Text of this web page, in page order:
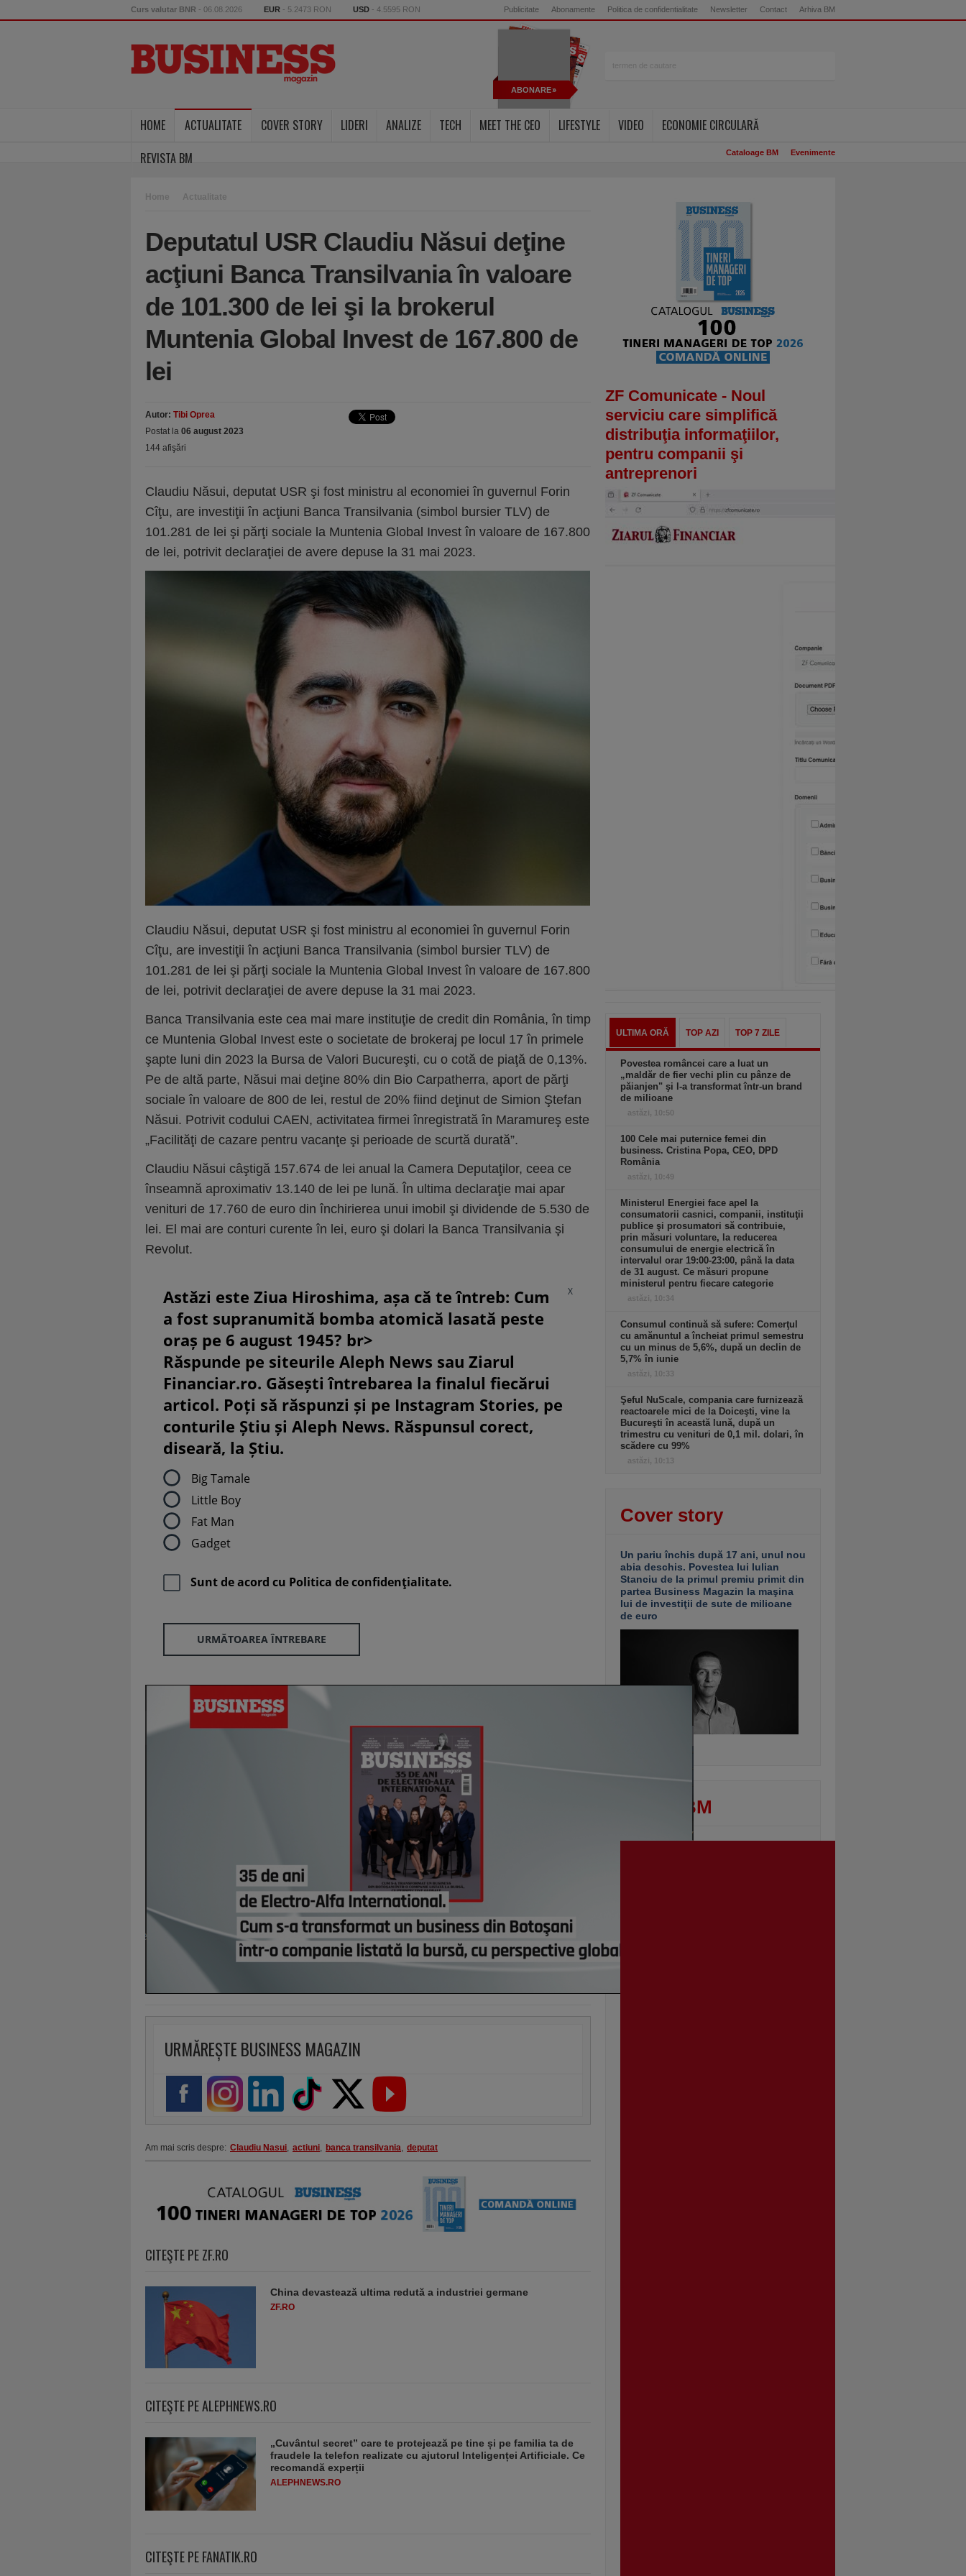
Curs valutar BNR - 06.08.2026 EUR - 5.2473 RON USD - 4.5595 RON Publicitate Abonamente Politica de confidentialitate Newsletter Contact Arhiva BM
ABONARE
HOME ACTUALITATE COVER STORY LIDERI ANALIZE TECH MEET THE CEO LIFESTYLE VIDEO
ECONOMIE CIRCULARĂ
REVISTA BM
Cataloage BM Evenimente
Home Actualitate
Deputatul USR Claudiu Năsui deţine
acţiuni Banca Transilvania în valoare
de 101.300 de lei şi la brokerul
Muntenia Global Invest de 167.800 de
lei
Autor: Tibi Oprea
Postat la 06 august 2023
144 afişări
Claudiu Năsui, deputat USR şi fost ministru al economiei în guvernul Forin
Cîţu, are investiţii în acţiuni Banca Transilvania (simbol bursier TLV) de
101.281 de lei şi părţi sociale la Muntenia Global Invest în valoare de 167.800
de lei, potrivit declaraţiei de avere depuse la 31 mai 2023.
Claudiu Năsui, deputat USR şi fost ministru al economiei în guvernul Forin
Cîţu, are investiţii în acţiuni Banca Transilvania (simbol bursier TLV) de
101.281 de lei şi părţi sociale la Muntenia Global Invest în valoare de 167.800
de lei, potrivit declaraţiei de avere depuse la 31 mai 2023.
Banca Transilvania este cea mai mare instituţie de credit din România, în timp
ce Muntenia Global Invest este o societate de brokeraj pe locul 17 în primele
şapte luni din 2023 la Bursa de Valori Bucureşti, cu o cotă de piaţă de 0,13%.
Pe de altă parte, Năsui mai deţine 80% din Bio Carpatherra, aport de părţi
sociale în valoare de 800 de lei, restul de 20% fiind deţinut de Simion Ştefan
Năsui. Potrivit codului CAEN, activitatea firmei înregistrată în Maramureş este
„Facilităţi de cazare pentru vacanţe şi perioade de scurtă durată”.
Claudiu Năsui câştigă 157.674 de lei anual la Camera Deputaţilor, ceea ce
înseamnă aproximativ 13.140 de lei pe lună. În ultima declaraţie mai apar
venituri de 17.760 de euro din închirierea unui imobil şi dividende de 5.530 de
lei. El mai are conturi curente în lei, euro şi dolari la Banca Transilvania şi
Revolut.
X
Astăzi este Ziua Hiroshima, așa că te întreb: Cum
a fost supranumită bomba atomică lasată peste
oraș pe 6 august 1945? br>
Răspunde pe siteurile Aleph News sau Ziarul
Financiar.ro. Găsești întrebarea la finalul fiecărui
articol. Poți să răspunzi și pe Instagram Stories, pe
conturile Știu și Aleph News. Răspunsul corect,
diseară, la Știu.
Big Tamale
Little Boy
Fat Man
Gadget
Sunt de acord cu Politica de confidenţialitate.
URMĂTOAREA ÎNTREBARE
URMĂREȘTE BUSINESS MAGAZIN
Am mai scris despre: Claudiu Nasui, actiuni, banca transilvania, deputat
CITEŞTE PE ZF.RO
China devastează ultima redută a industriei germane
ZF.RO
CITEŞTE PE ALEPHNEWS.RO
„Cuvântul secret” care te protejează pe tine și pe familia ta de
fraudele la telefon realizate cu ajutorul Inteligenței Artificiale. Ce
recomandă experții
ALEPHNEWS.RO
CITEŞTE PE FANATIK.RO
ZF Comunicate - Noul
serviciu care simplifică
distribuţia informaţiilor,
pentru companii şi
antreprenori
ULTIMA ORĂ TOP AZI TOP 7 ZILE
Povestea româncei care a luat un
„maldăr de fier vechi plin cu pânze de
păianjen" şi l-a transformat într-un brand
de milioane
astăzi, 10:50
100 Cele mai puternice femei din
business. Cristina Popa, CEO, DPD
România
astăzi, 10:49
Ministerul Energiei face apel la
consumatorii casnici, companii, instituţii
publice şi prosumatori să contribuie,
prin măsuri voluntare, la reducerea
consumului de energie electrică în
intervalul orar 19:00-23:00, până la data
de 31 august. Ce măsuri propune
ministerul pentru fiecare categorie
astăzi, 10:34
Consumul continuă să sufere: Comerţul
cu amănuntul a încheiat primul semestru
cu un minus de 5,6%, după un declin de
5,7% în iunie
astăzi, 10:33
Şeful NuScale, compania care furnizează
reactoarele mici de la Doiceşti, vine la
Bucureşti în această lună, după un
trimestru cu venituri de 0,1 mil. dolari, în
scădere cu 99%
astăzi, 10:13
Cover story
Un pariu închis după 17 ani, unul nou
abia deschis. Povestea lui Iulian
Stanciu de la primul premiu primit din
partea Business Magazin la maşina
lui de investiţii de sute de milioane
de euro
VIDEO BM